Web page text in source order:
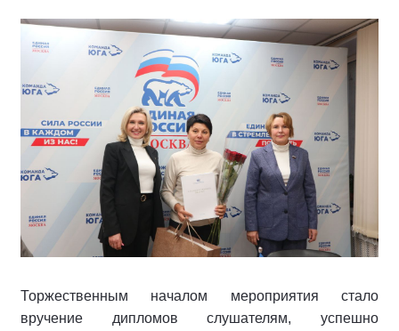
Торжественным началом мероприятия стало
вручение дипломов слушателям, успешно